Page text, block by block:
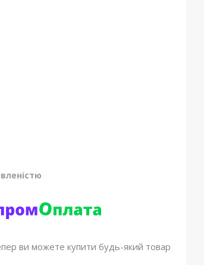
ви можете купити будь-який товар